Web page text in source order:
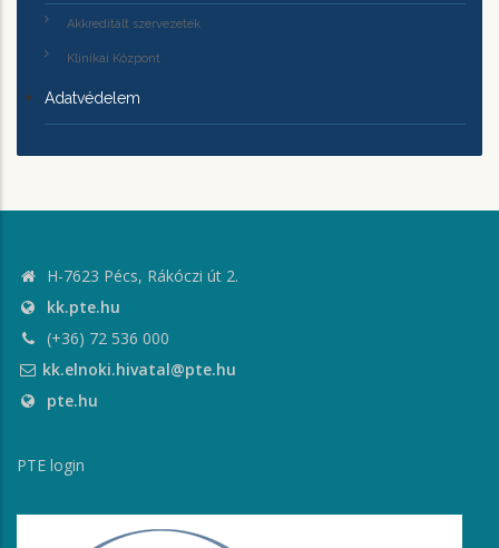
Akkreditált szervezetek
Klinikai Központ
Adatvédelem
H-7623 Pécs, Rákóczi út 2.
kk.pte.hu
(+36) 72 536 000
kk.elnoki.hivatal@pte.hu
pte.hu
PTE login